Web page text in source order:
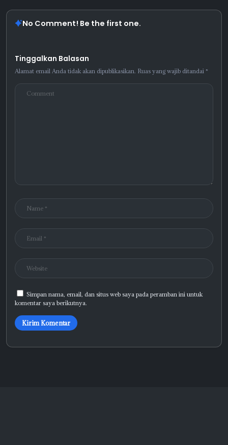
No Comment! Be the first one.
Tinggalkan Balasan
Alamat email Anda tidak akan dipublikasikan. Ruas yang wajib ditandai *
Simpan nama, email, dan situs web saya pada peramban ini untuk
komentar saya berikutnya.